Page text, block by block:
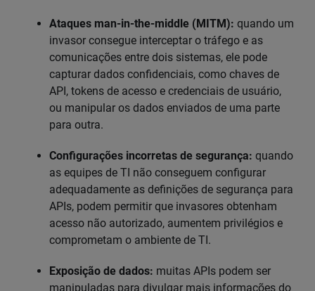
Ataques man-in-the-middle (MITM): quando um
invasor consegue interceptar o tráfego e as
comunicações entre dois sistemas, ele pode
capturar dados confidenciais, como chaves de
API, tokens de acesso e credenciais de usuário,
ou manipular os dados enviados de uma parte
para outra.
Configurações incorretas de segurança: quando
as equipes de TI não conseguem configurar
adequadamente as definições de segurança para
APIs, podem permitir que invasores obtenham
acesso não autorizado, aumentem privilégios e
comprometam o ambiente de TI.
Exposição de dados: muitas APIs podem ser
manipuladas para divulgar mais informações do